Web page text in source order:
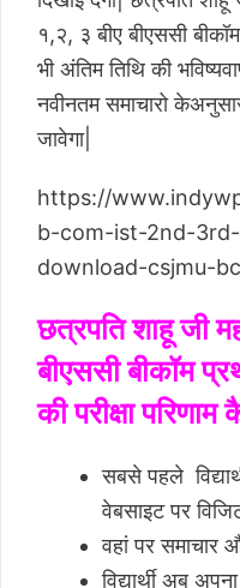
१,२, ३ बीए बीएससी
भी अंतिम तिथि की
नवीनतम समाचारो
जावेगा|
https://
b-com-ist-2nd-
download-csjmu-
छत्रपति शाहू जी
बीएससी बीकॉम
की परीक्षा
सबसे पहले
वेबसाइट पर
वहां पर समाचार
विद्यार्थी अब